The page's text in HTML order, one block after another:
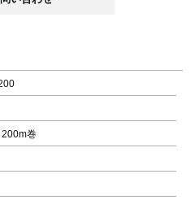
巻